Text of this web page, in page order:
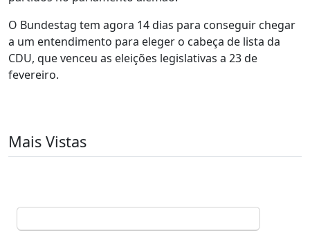
O Bundestag tem agora 14 dias para conseguir chegar
a um entendimento para eleger o cabeça de lista da
CDU, que venceu as eleições legislativas a 23 de
fevereiro.
Mais Vistas